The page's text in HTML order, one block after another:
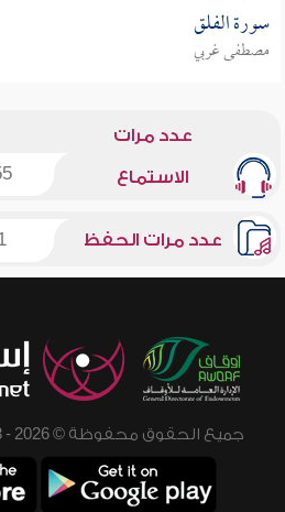
سورة الفلق
مصطفى غربي
عدد مرات
الاستماع
عدد مرات الحفظ
جميع الحقوق محفوظة © 2026 - 1998 لشبكة إسلام ويب